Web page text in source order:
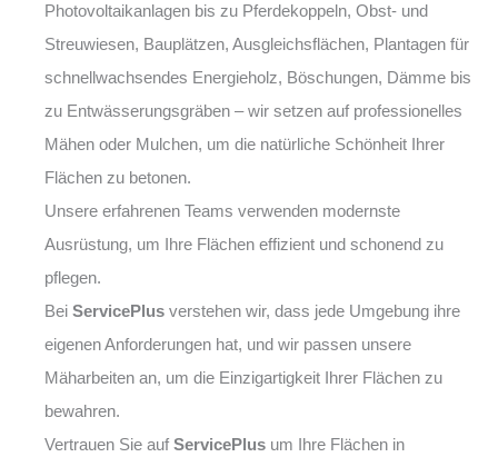
Photovoltaikanlagen bis zu Pferdekoppeln, Obst- und
Streuwiesen, Bauplätzen, Ausgleichsflächen, Plantagen für
schnellwachsendes Energieholz, Böschungen, Dämme bis
zu Entwässerungsgräben – wir setzen auf professionelles
Mähen oder Mulchen, um die natürliche Schönheit Ihrer
Flächen zu betonen.
Unsere erfahrenen Teams verwenden modernste
Ausrüstung, um Ihre Flächen effizient und schonend zu
pflegen.
Bei ServicePlus verstehen wir, dass jede Umgebung ihre
eigenen Anforderungen hat, und wir passen unsere
Mäharbeiten an, um die Einzigartigkeit Ihrer Flächen zu
bewahren.
Vertrauen Sie auf ServicePlus um Ihre Flächen in